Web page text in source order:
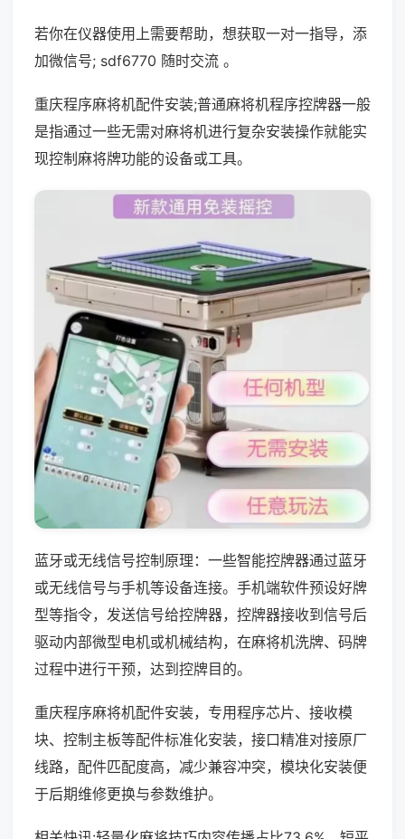
若你在仪器使用上需要帮助，想获取一对一指导，添
加微信号; sdf6770 随时交流 。
重庆程序麻将机配件安装;普通麻将机程序控牌器一般
是指通过一些无需对麻将机进行复杂安装操作就能实
现控制麻将牌功能的设备或工具。
蓝牙或无线信号控制原理：一些智能控牌器通过蓝牙
或无线信号与手机等设备连接。手机端软件预设好牌
型等指令，发送信号给控牌器，控牌器接收到信号后
驱动内部微型电机或机械结构，在麻将机洗牌、码牌
过程中进行干预，达到控牌目的。
重庆程序麻将机配件安装，专用程序芯片、接收模
块、控制主板等配件标准化安装，接口精准对接原厂
线路，配件匹配度高，减少兼容冲突，模块化安装便
于后期维修更换与参数维护。